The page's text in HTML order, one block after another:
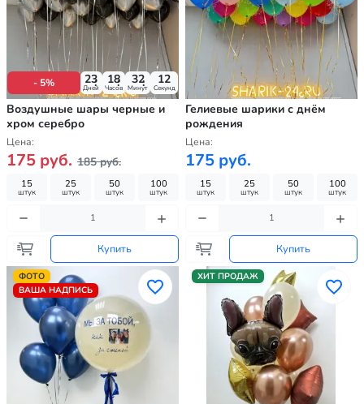
- 5% 23
Дней
18
Часов
32
Минут
10
Секунд
Воздушные шары черные и
хром серебро
Цена:
175 руб. 185 руб.
15
штук
25
штук
50
штук
100
штук
Купить
Гелиевые шарики с днём
рождения
Цена:
175 руб.
15
штук
25
штук
50
штук
100
штук
Купить
ФОТО
ВАША НАДПИСЬ
ХИТ ПРОДАЖ